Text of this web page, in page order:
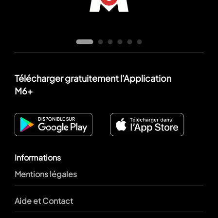
Télécharger gratuitement l'Application
M6+
Informations
Mentions légales
Aide et Contact